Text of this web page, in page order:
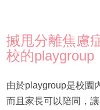
搣甩分離焦慮
校的playgroup
由於playgroup是校園
而且家長可以陪同，